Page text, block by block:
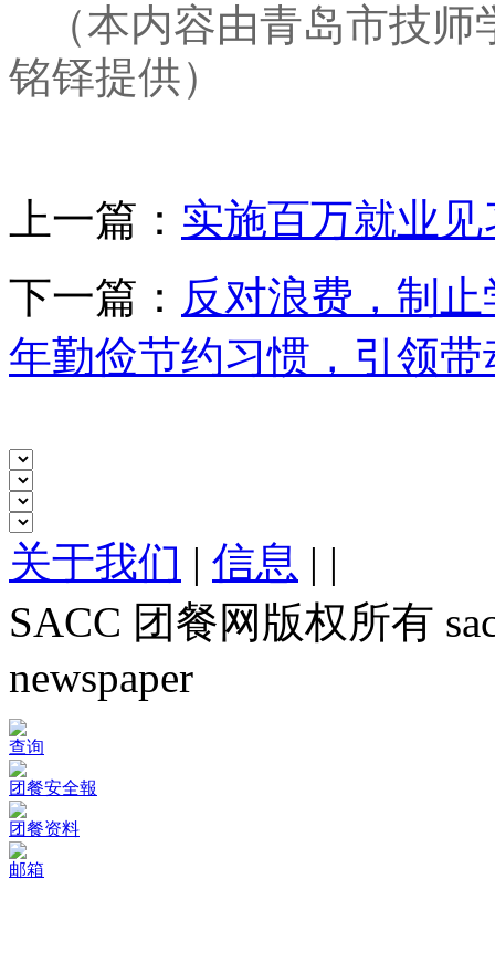
（本内容由青岛市技
铭铎提供）
上一篇： 实施百万就业
下一篇： 反对浪费，制
年勤俭节约习惯，引领
关于我们 | 信息 | |
SACC 团餐网版权所有
newspaper
查询
团餐安全報
团餐资料
邮箱